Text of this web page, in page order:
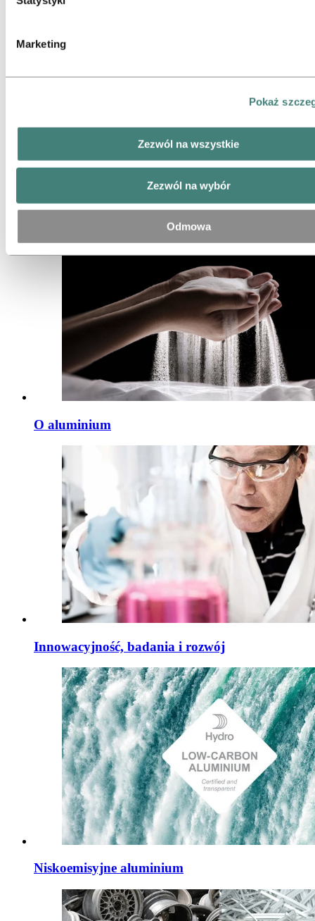
Marketing
Pokaż
Zezwól na wszystkie
Zezwól na wybór
Odmowa
Branże, które obsługujemy
O aluminium
Innowacyjność, badania i rozwój
Niskoemisyjne aluminium